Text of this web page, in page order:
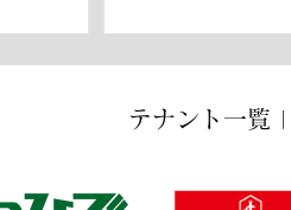
テナント一覧